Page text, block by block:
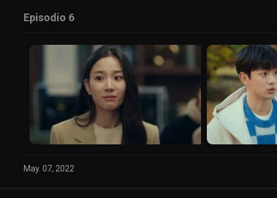
Episodio 6
May. 07, 2022